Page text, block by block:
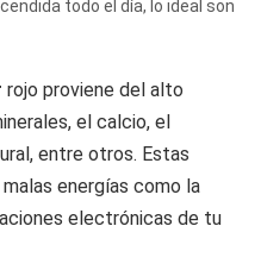
todo el día, lo ideal son
rojo proviene del alto
el calcio, el
entre otros. Estas
energías como la
electrónicas de tu